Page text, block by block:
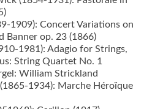
1909): Concert Variations on
Banner op. 23 (1866)
1981): Adagio for Strings,
String Quartet No. 1
William Strickland
1934): Marche Héroïque